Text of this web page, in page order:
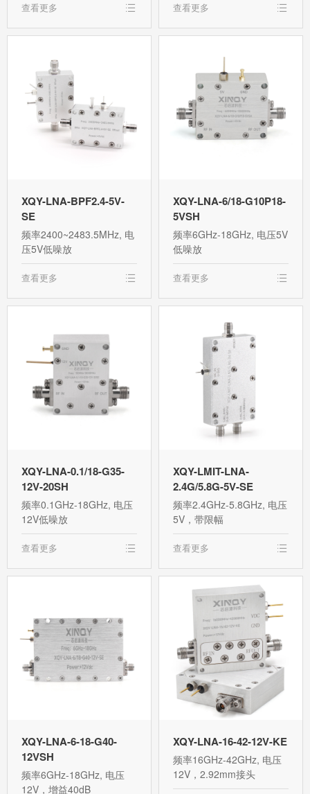
查看更多 查看更多
XQY-LNA-BPF2.4-5V-
SE
频率2400~2483.5MHz, 电
压5V低噪放
查看更多
XQY-LNA-6/18-G10P18-
5VSH
频率6GHz-18GHz, 电压5V
低噪放
查看更多
XQY-LNA-0.1/18-G35-
12V-20SH
频率0.1GHz-18GHz, 电压
12V低噪放
查看更多
XQY-LMIT-LNA-
2.4G/5.8G-5V-SE
频率2.4GHz-5.8GHz, 电压
5V，带限幅
查看更多
XQY-LNA-6-18-G40-
12VSH
频率6GHz-18GHz, 电压
12V，增益40dB
XQY-LNA-16-42-12V-KE
频率16GHz-42GHz, 电压
12V，2.92mm接头